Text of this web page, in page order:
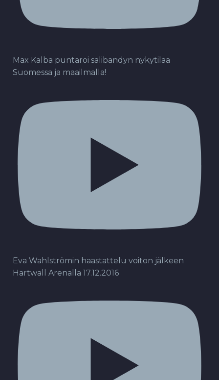
Max Kalba puntaroi salibandyn nykytilaa
Suomessa ja maailmalla!
Eva Wahlströmin haastattelu voiton jälkeen
Hartwall Arenalla 17.12.2016